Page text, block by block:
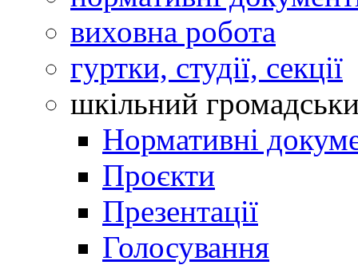
виховна робота
гуртки, студії, секції
шкільний
Нормативні
Проєкти
Презентації
Голосування